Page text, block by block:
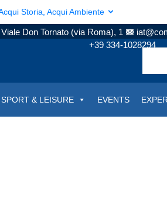
Storia, Acqui Ambiente
Don Tornato (via Roma), 1
+39 334-1028294
SPORT & LEISURE EVENTS